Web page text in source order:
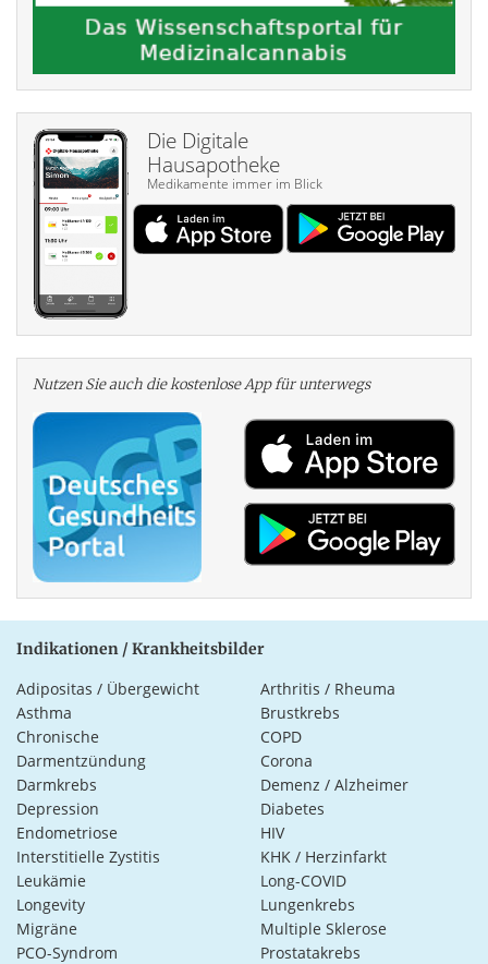
Die Digitale
Hausapotheke
Medikamente immer im Blick
Nutzen Sie auch die kosten­lose App für unterwegs
Indikationen / Krankheitsbilder
Adipositas / Übergewicht
Arthritis / Rheuma
Asthma
Brustkrebs
Chronische
Darmentzündung
COPD
Corona
Darmkrebs
Demenz / Alzheimer
Depression
Diabetes
Endometriose
HIV
Interstitielle Zystitis
KHK / Herzinfarkt
Leukämie
Long-COVID
Longevity
Lungenkrebs
Migräne
Multiple Sklerose
PCO-Syndrom
Prostatakrebs